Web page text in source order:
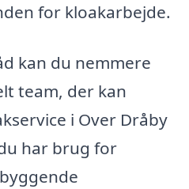
for kloakarbejde.
kan du nemmere
team, der kan
i Over Dråby
har brug for